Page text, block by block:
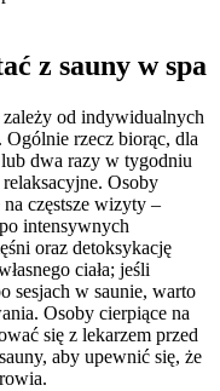
z sauny w spa
od indywidualnych
Ogólnie rzecz biorąc, dla
dwa razy w tygodniu
Osoby
częstsze wizyty –
intensywnych
oraz detoksykację
ciała; jeśli
sesjach w saunie, warto
Osoby cierpiące na
się z lekarzem przed
aby upewnić się, że